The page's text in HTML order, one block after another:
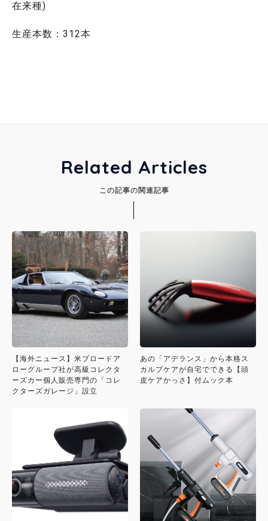
在来種)
生産本数：312本
Related Articles
この記事の関連記事
【海外ニュース】米ブロードア
ローグループ社が高級コレクタ
ーズカー個人販売専門の「コレ
クターズガレージ」設立
あの「アデランス」から本格ス
カルプケアが自宅でできる【頭
皮ケアかっさ】付ムック本